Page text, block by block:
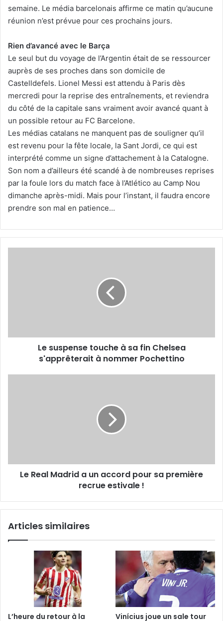
semaine. Le média barcelonais affirme ce matin qu’aucune
réunion n’est prévue pour ces prochains jours.
Rien d’avancé avec le Barça
Le seul but du voyage de l’Argentin était de se ressourcer
auprès de ses proches dans son domicile de
Castelldefels. Lionel Messi est attendu à Paris dès
mercredi pour la reprise des entraînements, et reviendra
du côté de la capitale sans vraiment avoir avancé quant à
un possible retour au FC Barcelone.
Les médias catalans ne manquent pas de souligner qu’il
est revenu pour la fête locale, la Sant Jordi, ce qui est
interprété comme un signe d’attachement à la Catalogne.
Son nom a d’ailleurs été scandé à de nombreuses reprises
par la foule lors du match face à l’Atlético au Camp Nou
dimanche après-midi. Mais pour l’instant, il faudra encore
prendre son mal en patience…
à
Pochettino
Le suspense touche à sa fin Chelsea
s'apprêterait à nommer Pochettino
première
recrueLe Real Madrid a un accord pour sa première
recrue estivale !
Articles similaires
L’heure du retour à la
Vinícius joue un sale tour